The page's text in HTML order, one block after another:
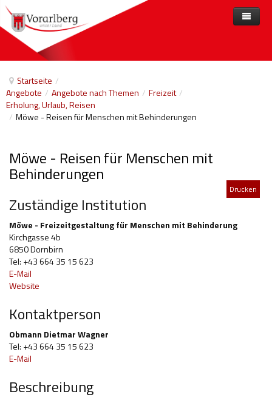
Startseite /
Angebote / Angebote nach Themen / Freizeit /
Erholung, Urlaub, Reisen
/ Möwe - Reisen für Menschen mit Behinderungen
Möwe - Reisen für Menschen mit
Behinderungen
Drucken
Zuständige Institution
Möwe - Freizeitgestaltung für Menschen mit Behinderung
Kirchgasse 4b
6850 Dornbirn
Tel: +43 664 35 15 623
E-Mail
Website
Kontaktperson
Obmann Dietmar Wagner
Tel: +43 664 35 15 623
E-Mail
Beschreibung
Home
Angebote nach Themen
Arbeit und Beschäftigung
Beihilfen, finanzielle Unterstützungen
Gesetze und Verordnungen
Gesetzliche Vertretungen
Gesundheitliche Rehabilitation
Hilfsmittel und Heilbehelfe
Kindheit und Jugend
Selbsthilfe und Selbstvertretung
Pflege, Pflegende Angehörige
Unterstützung, Beratung, Assistenz
Angebote A-Z
Anbieter
Aktuelles